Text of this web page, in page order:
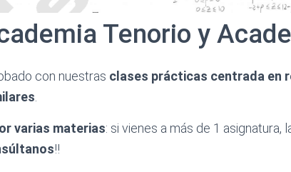
Tenorio y
con nuestras clases prácticas centrada en
varias materias: si vienes a más de 1 asignatura,
!!